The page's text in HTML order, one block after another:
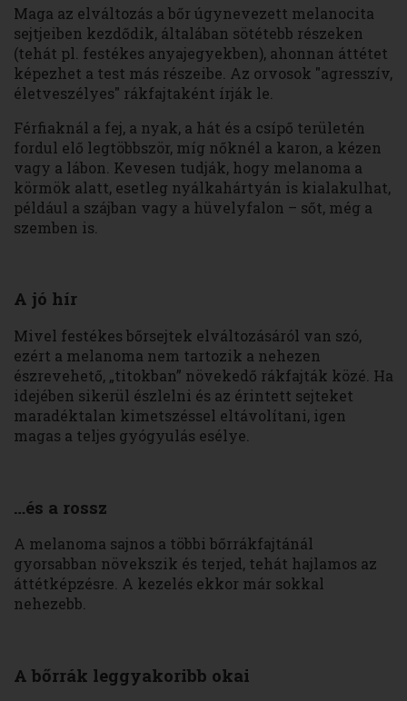
Maga az elváltozás a bőr úgynevezett melanocita
sejtjeiben kezdődik, általában sötétebb részeken
(tehát pl. festékes anyajegyekben), ahonnan áttétet
képezhet a test más részeibe. Az orvosok "agresszív,
életveszélyes" rákfajtaként írják le.
Férfiaknál a fej, a nyak, a hát és a csípő területén
fordul elő legtöbbször, míg nőknél a karon, a kézen
vagy a lábon. Kevesen tudják, hogy melanoma a
körmök alatt, esetleg nyálkahártyán is kialakulhat,
például a szájban vagy a hüvelyfalon – sőt, még a
szemben is.
A jó hír
Mivel festékes bőrsejtek elváltozásáról van szó,
ezért a melanoma nem tartozik a nehezen
észrevehető, „titokban” növekedő rákfajták közé. Ha
idejében sikerül észlelni és az érintett sejteket
maradéktalan kimetszéssel eltávolítani, igen
magas a teljes gyógyulás esélye.
…és a rossz
A melanoma sajnos a többi bőrrákfajtánál
gyorsabban növekszik és terjed, tehát hajlamos az
áttétképzésre. A kezelés ekkor már sokkal
nehezebb.
A bőrrák leggyakoribb okai